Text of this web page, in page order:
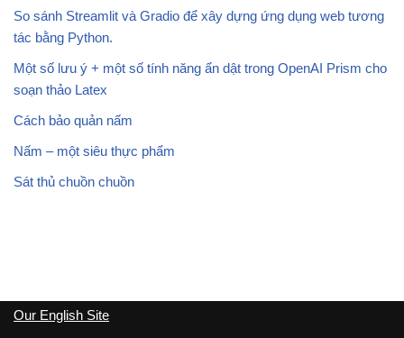
So sánh Streamlit và Gradio để xây dựng ứng dụng web tương
tác bằng Python.
Một số lưu ý + một số tính năng ẩn dật trong OpenAI Prism cho
soạn thảo Latex
Cách bảo quản nấm
Nấm – một siêu thực phẩm
Sát thủ chuồn chuồn
Our English Site